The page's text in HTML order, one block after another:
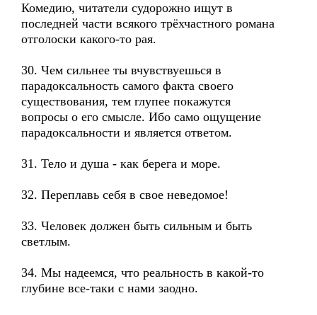
Комедию, читатели судорожно ищут в
последней части всякого трёхчастного романа
отголоски какого-то рая.
30. Чем сильнее ты вчувствуешься в
парадоксальность самого факта своего
существования, тем глупее покажутся
вопросы о его смысле. Ибо само ощущение
парадоксальности и является ответом.
31. Тело и душа - как берега и море.
32. Переплавь себя в свое неведомое!
33. Человек должен быть сильным и быть
светлым.
34. Мы надеемся, что реальность в какой-то
глубине все-таки с нами заодно.